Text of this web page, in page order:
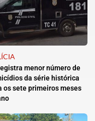
menor número de
da série histórica
os sete primeiros meses